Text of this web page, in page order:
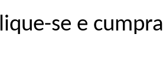
se e